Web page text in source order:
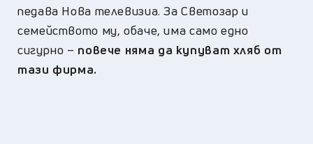
педава Нова телевизиа. За Светозар и
семейството му, обаче, има само едно
сигурно – повече няма да купуват хляб от
тази фирма.